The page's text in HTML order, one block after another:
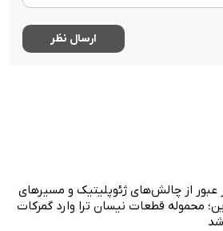
از چالش‌های ژئوپلیتیک و مسیرهای
محموله قطعات نیسان ترا وارد گمرکات